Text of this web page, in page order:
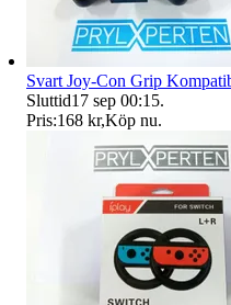
Svart Joy-Con Grip
Sluttid17 sep 00:15.
Pris:168 kr,Köp nu.